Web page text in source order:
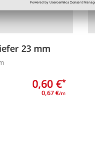
23 mm
0,60 €*
0,67 €/m